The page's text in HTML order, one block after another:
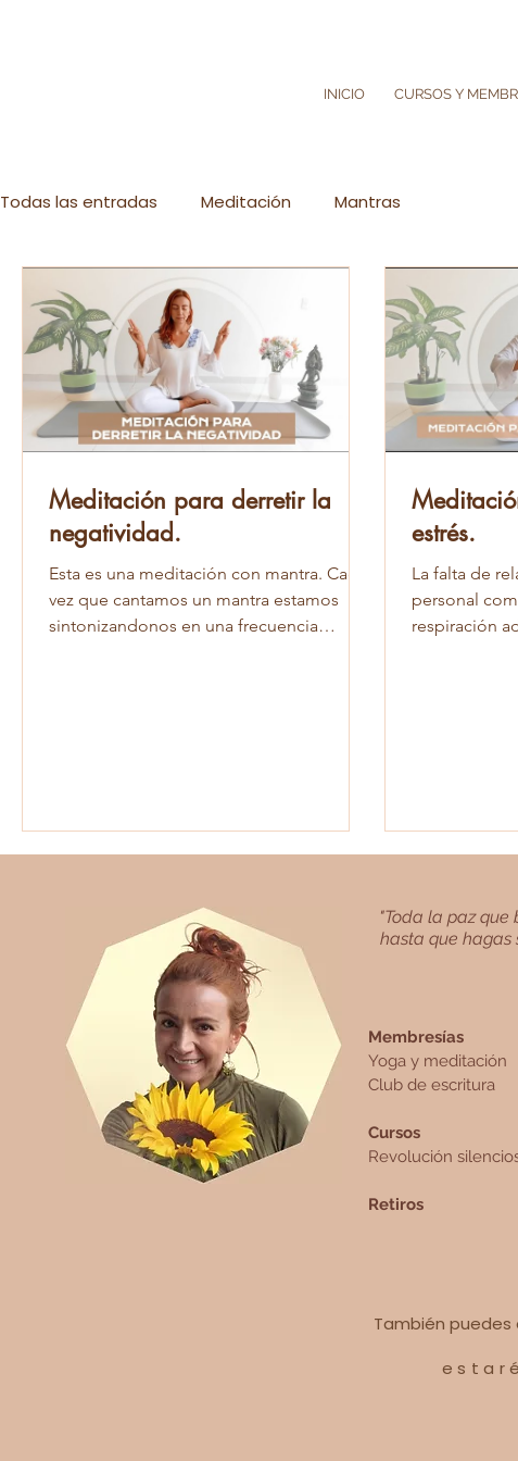
INICIO CURSOS Y
Todas las entradas Meditación Mantras
Meditación para derretir la
negatividad.
Esta es una meditación con mantra. Cada
vez que cantamos un mantra estamos
sintonizandonos en una frecuencia
estrés.
La falta de
personal
respiración
"Toda la paz que
hasta que hagas
Membresías
Yoga y meditación
Club de escritura
Cursos
Revolución
Retiros
También